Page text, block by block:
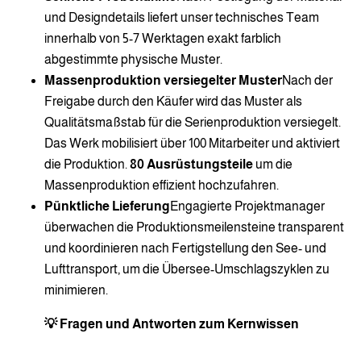
und Designdetails liefert unser technisches Team
innerhalb von 5-7 Werktagen exakt farblich
abgestimmte physische Muster.
Massenproduktion versiegelter MusterNach der
Freigabe durch den Käufer wird das Muster als
Qualitätsmaßstab für die Serienproduktion versiegelt.
Das Werk mobilisiert über 100 Mitarbeiter und aktiviert
die Produktion.80 Ausrüstungsteile um die
Massenproduktion effizient hochzufahren.
Pünktliche LieferungEngagierte Projektmanager
überwachen die Produktionsmeilensteine transparent
und koordinieren nach Fertigstellung den See- und
Lufttransport, um die Übersee-Umschlagszyklen zu
minimieren.
💡 Fragen und Antworten zum Kernwissen